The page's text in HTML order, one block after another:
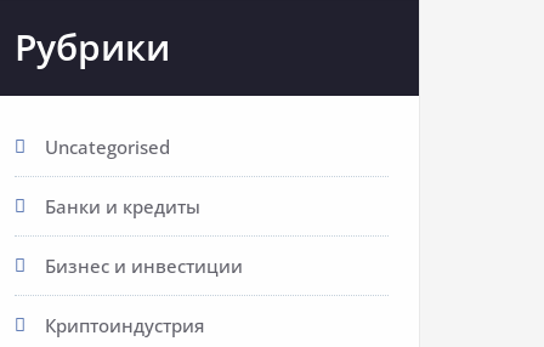
Рубрики
Uncategorised
Банки и кредиты
Бизнес и инвестиции
Криптоиндустрия